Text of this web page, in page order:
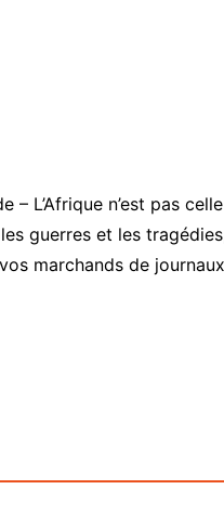
L’Afrique n’est pas
guerres et les
marchands de